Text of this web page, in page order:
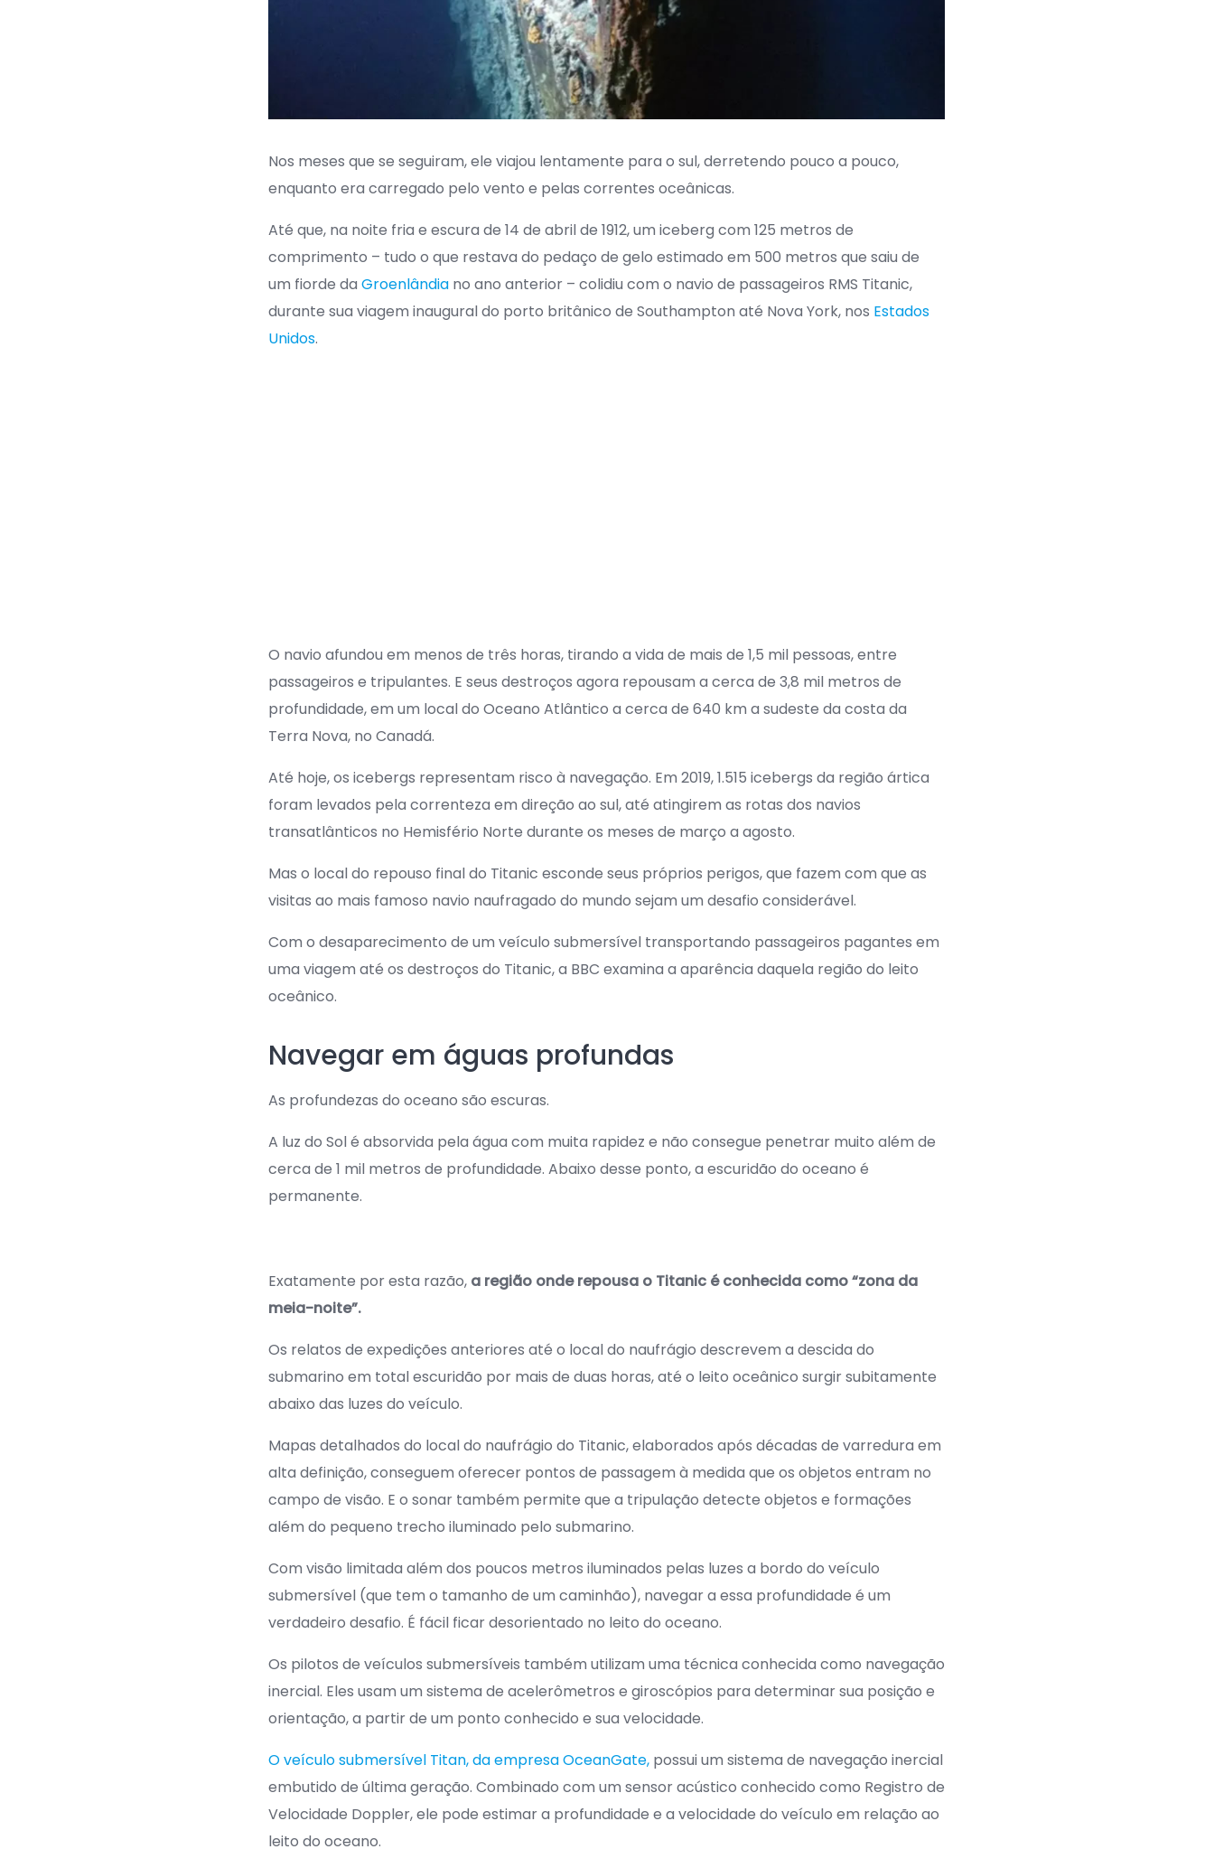
Nos meses que se seguiram, ele viajou lentamente para o sul, derretendo pouco a pouco,
enquanto era carregado pelo vento e pelas correntes oceânicas.
Até que, na noite fria e escura de 14 de abril de 1912, um iceberg com 125 metros de
comprimento – tudo o que restava do pedaço de gelo estimado em 500 metros que saiu de
um fiorde daGroenlândia no ano anterior – colidiu com o navio de passageiros RMS Titanic,
durante sua viagem inaugural do porto britânico de Southampton até Nova York, nos Estados
Unidos.
O navio afundou em menos de três horas, tirando a vida de mais de 1,5 mil pessoas, entre
passageiros e tripulantes. E seus destroços agora repousam a cerca de 3,8 mil metros de
profundidade, em um local do Oceano Atlântico a cerca de 640 km a sudeste da costa da
Terra Nova, no Canadá.
Até hoje, os icebergs representam risco à navegação. Em 2019, 1.515 icebergs da região ártica
foram levados pela correnteza em direção ao sul, até atingirem as rotas dos navios
transatlânticos no Hemisfério Norte durante os meses de março a agosto.
Mas o local do repouso final do Titanic esconde seus próprios perigos, que fazem com que as
visitas ao mais famoso navio naufragado do mundo sejam um desafio considerável.
Com o desaparecimento de um veículo submersível transportando passageiros pagantes em
uma viagem até os destroços do Titanic, a BBC examina a aparência daquela região do leito
oceânico.
Navegar em águas profundas
As profundezas do oceano são escuras.
A luz do Sol é absorvida pela água com muita rapidez e não consegue penetrar muito além de
cerca de 1 mil metros de profundidade. Abaixo desse ponto, a escuridão do oceano é
permanente.
Exatamente por esta razão, a região onde repousa o Titanic é conhecida como “zona da
meia-noite”.
Os relatos de expedições anteriores até o local do naufrágio descrevem a descida do
submarino em total escuridão por mais de duas horas, até o leito oceânico surgir subitamente
abaixo das luzes do veículo.
Mapas detalhados do local do naufrágio do Titanic, elaborados após décadas de varredura em
alta definição, conseguem oferecer pontos de passagem à medida que os objetos entram no
campo de visão. E o sonar também permite que a tripulação detecte objetos e formações
além do pequeno trecho iluminado pelo submarino.
Com visão limitada além dos poucos metros iluminados pelas luzes a bordo do veículo
submersível (que tem o tamanho de um caminhão), navegar a essa profundidade é um
verdadeiro desafio. É fácil ficar desorientado no leito do oceano.
Os pilotos de veículos submersíveis também utilizam uma técnica conhecida como navegação
inercial. Eles usam um sistema de acelerômetros e giroscópios para determinar sua posição e
orientação, a partir de um ponto conhecido e sua velocidade.
O veículo submersível Titan, da empresa OceanGate, possui um sistema de navegação inercial
embutido de última geração. Combinado com um sensor acústico conhecido como Registro de
Velocidade Doppler, ele pode estimar a profundidade e a velocidade do veículo em relação ao
leito do oceano.